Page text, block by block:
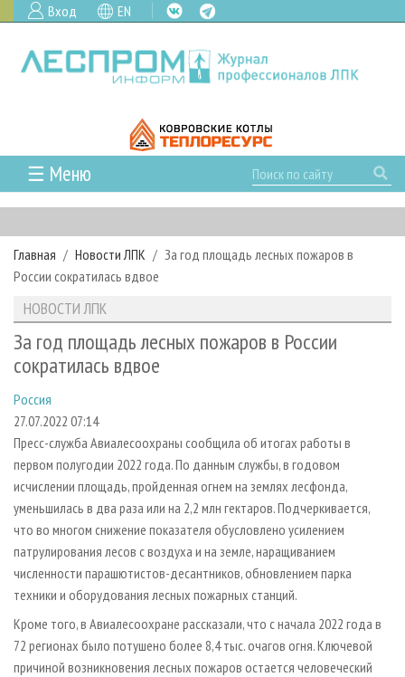
Вход EN
☰ Меню
ГЛАВНАЯ
РУБРИКИ И ТЕМЫ
РУБРИКИ ЖУРНАЛА
ЛЕСОЗАГОТОВКА
ЛЕСОПИЛЕНИЕ
СУШКА ДРЕВЕСИНЫ
ПРОИЗВОДСТВО ДРЕВЕСНЫХ ПЛИТ
ДЕРЕВЯННОЕ ДОМОСТРОЕНИЕ
ПРОИЗВОДСТВО МЕБЕЛИ
БИОЭНЕРГЕТИКА
ЦБП
ИНСТРУМЕНТ И МАТЕРИАЛЫ
НОВОСТИ
НОВОСТИ ЛПК
НОВОСТИ ЖУРНАЛА
ПРОЕКТЫ ЛПИ
АНАЛИТИКА
ПРЕДПРИЯТИЯ ЛПК
ПЕРСОНЫ
МОБИЛЬНЫЕ ВЫСТАВКИ
ОФИЦИАЛЬНЫЕ ДЕЛЕГАЦИИ
ПРИОРИТЕТНЫЕ ИНВЕСТПРОЕКТЫ
RUSSIAN FORESTRY REVIEW
ГАЗЕТА ЛЕСПРОМФОРУМ
БИБЛИОТЕКА СПЕЦИАЛИСТА
АРХИВ ЖУРНАЛОВ
О ЖУРНАЛЕ
КОНТАКТЫ
РЕКЛАМОДАТЕЛЯМ
РЕКЛАМА
РЕКЛАМА НА САЙТЕ
Главная Новости ЛПК
За год площадь лесных пожаров в
России сократилась вдвое
НОВОСТИ ЛПК
За год площадь лесных пожаров в России
сократилась вдвое
Россия
27.07.2022 07:14
Пресс-служба Авиалесоохраны сообщила об итогах работы в
первом полугодии 2022 года. По данным службы, в годовом
исчислении площадь, пройденная огнем на землях лесфонда,
уменьшилась в два раза или на 2,2 млн гектаров. Подчеркивается,
что во многом снижение показателя обусловлено усилением
патрулирования лесов с воздуха и на земле, наращиванием
численности парашютистов-десантников, обновлением парка
техники и оборудования лесных пожарных станций.
Кроме того, в Авиалесоохране рассказали, что с начала 2022 года в
72 регионах было потушено более 8,4 тыс. очагов огня. Ключевой
причиной возникновения лесных пожаров остается человеческий